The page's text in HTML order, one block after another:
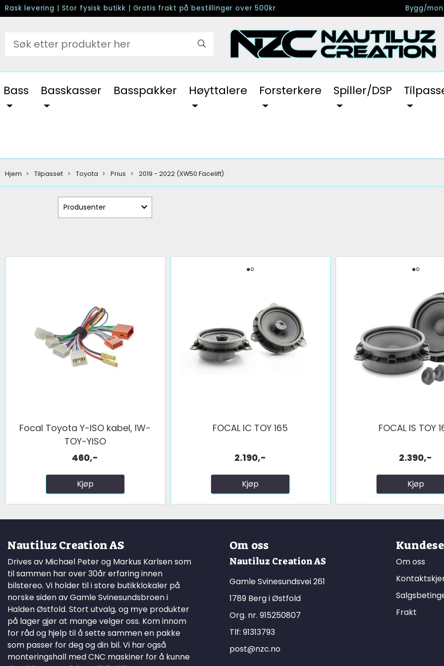
Rask levering | Stor fysisk butikk | Gratis frakt på bestillinger over 500kr Bygg/
Bass Basskasser Basspakker Høyttalere Forsterkere Spiller/DSP
Hjem Tilpasset Toyota Prius 2019 - 2022 (XW50 Facelift)
Produsenter
Focal Toyota Y-ISO kabel, IW-
TOY-YISO
460,-
Kjøp
FOCAL IC TOY 165
2.190,-
Kjøp
FOCAL IS TOY
2.390,-
Kjøp
Nautiluz Creation AS
Drives av Michael Peter og Markus Karlsen som
til sammen har over 30år erfaring innen
bilstereo. Vi holder til i store butikklokaler på
norske siden av Gamle Svinesundsbroen i
Halden Østfold. Stort utvalg, og mye produkter
på lager gjør at mange velger oss. Kom innom
for råd og hjelp til å sette sammen en pakke
som passer for deg og din bil. Vi har også
monteringshall med CNC maskiner for å kunne
Om oss
Nautiluz Creation AS
Gamle Svinesundsvei 261
1789 Berg i Østfold
Org. nr. 915250807
Tlf: 91313793
post@nzc.no
Om oss
Frakt